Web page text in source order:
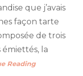
que j’avais
façon tarte
de trois
émiettés, la
Reading